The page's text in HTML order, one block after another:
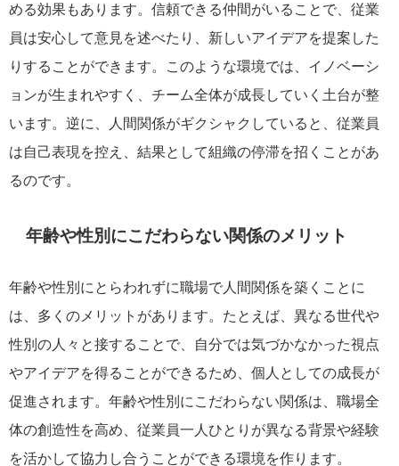
める効果もあります。信頼できる仲間がいることで、従業
員は安心して意見を述べたり、新しいアイデアを提案した
りすることができます。このような環境では、イノベーシ
ョンが生まれやすく、チーム全体が成長していく土台が整
います。逆に、人間関係がギクシャクしていると、従業員
は自己表現を控え、結果として組織の停滞を招くことがあ
るのです。
年齢や性別にこだわらない関係のメリット
年齢や性別にとらわれずに職場で人間関係を築くことに
は、多くのメリットがあります。たとえば、異なる世代や
性別の人々と接することで、自分では気づかなかった視点
やアイデアを得ることができるため、個人としての成長が
促進されます。年齢や性別にこだわらない関係は、職場全
体の創造性を高め、従業員一人ひとりが異なる背景や経験
を活かして協力し合うことができる環境を作ります。